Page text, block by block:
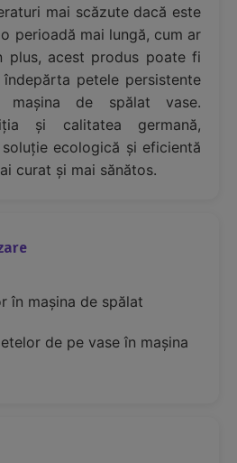
mai scăzute dacă este
perioadă mai lungă, cum ar
plus, acest produs poate fi
petele persistente
de spălat vase.
și calitatea germană,
ecologică și eficientă
curat și mai sănătos.
în mașina de spălat
de pe vase în mașina